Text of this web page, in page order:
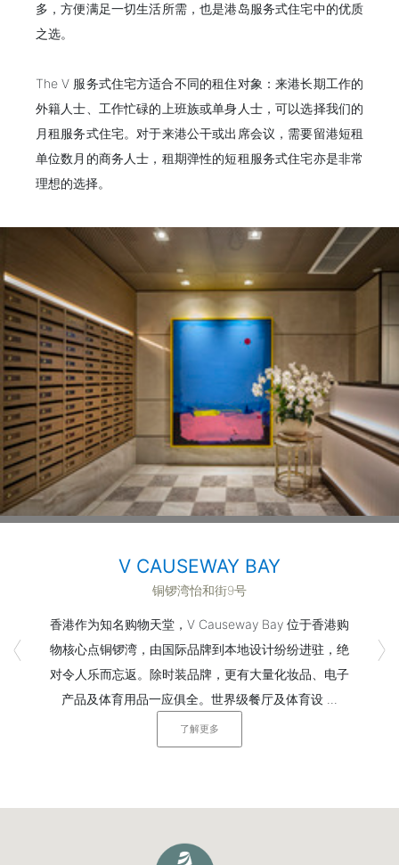
多，方便满足一切生活所需，也是港岛服务式住宅中的优质
之选。
The V 服务式住宅方适合不同的租住对象：来港长期工作的
外籍人士、工作忙碌的上班族或单身人士，可以选择我们的
月租服务式住宅。对于来港公干或出席会议，需要留港短租
单位数月的商务人士，租期弹性的短租服务式住宅亦是非常
理想的选择。
V CAUSEWAY BAY
铜锣湾怡和街9号
香港作为知名购物天堂，V Causeway Bay 位于香港购
物核心点铜锣湾，由国际品牌到本地设计纷纷进驻，绝
对令人乐而忘返。除时装品牌，更有大量化妆品、电子
产品及体育用品一应俱全。世界级餐厅及体育设 ...
了解更多
V CAUSEWAY BAY 2
香港铜锣湾
作为理想的港岛服务式公寓，V Causeway Bay 2坐拥
优越的地理位置，将铜锣湾的繁华与大坑的魅力尽收眼
底。您只需数分钟路程即可抵达铜锣湾购物区，同时亦
可探索大坑丰富多元的餐饮选择，从世界各地的 ...
了解更多